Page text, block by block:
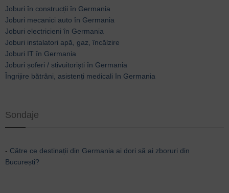
Joburi în construcții în Germania
Joburi mecanici auto în Germania
Joburi electricieni în Germania
Joburi instalatori apă, gaz, încălzire
Joburi IT în Germania
Joburi șoferi / stivuitoriști în Germania
Îngrijire bătrâni, asistenți medicali în Germania
Sondaje
- Către ce destinații din Germania ai dori să ai zboruri din
București?